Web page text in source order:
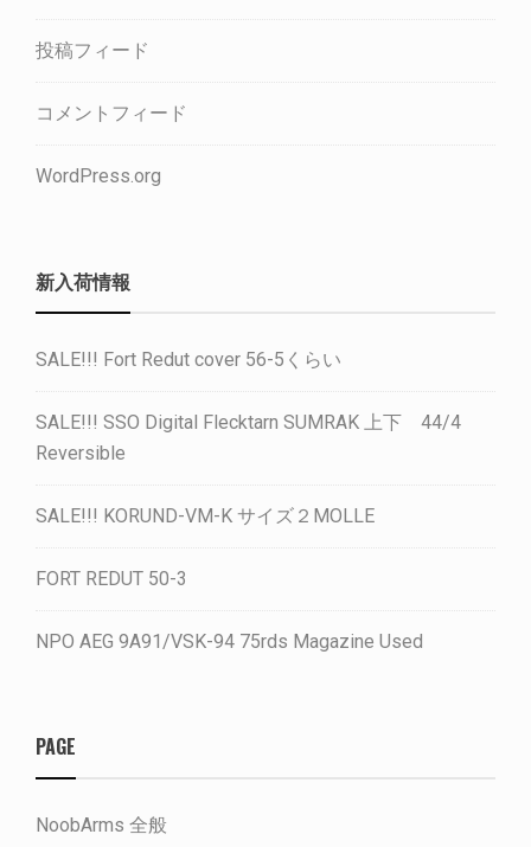
投稿フィード
コメントフィード
WordPress.org
新入荷情報
SALE!!! Fort Redut cover 56-5くらい
SALE!!! SSO Digital Flecktarn SUMRAK 上下 44/4
Reversible
SALE!!! KORUND-VM-K サイズ２MOLLE
FORT REDUT 50-3
NPO AEG 9A91/VSK-94 75rds Magazine Used
PAGE
NoobArms 全般